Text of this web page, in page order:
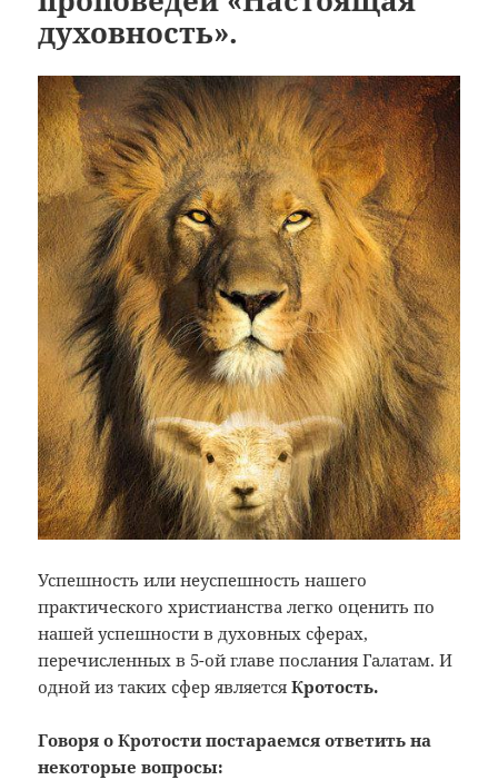
духовность».
Успешность или неуспешность нашего
практического христианства легко оценить по
нашей успешности в духовных сферах,
перечисленных в 5-ой главе послания Галатам. И
одной из таких сфер являетсяКротость.
Говоря о Кротости постараемся ответить на
некоторые вопросы: